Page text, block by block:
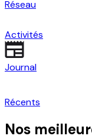
Réseau
Activités
Journal
Récents
Nos